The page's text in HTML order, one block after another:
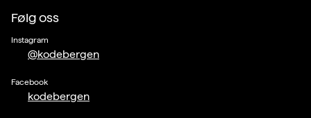
Følg oss
Instagram
@kodebergen
Facebook
kodebergen